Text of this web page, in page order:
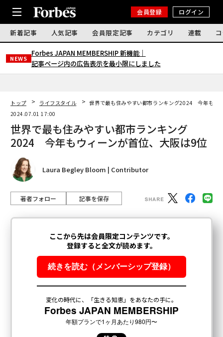
会員登録 ログイン
新着記事 人気記事 会員限定記事 カテゴリ 連載
NEWS
Forbes JAPAN MEMBERSHIP 新機能｜
記事ページ内の広告表示を最小限にしました
トップ ライフスタイル
世界で最も住みやすい都市ランキング2024 今年もウ
2024.07.01 17:00
世界で最も住みやすい都市ランキング
2024 今年もウィーンが首位、大阪は9位
Laura Begley Bloom | Contributor
著者フォロー 記事を保存